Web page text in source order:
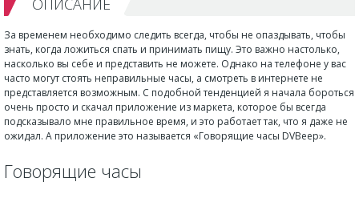
ОПИСАНИЕ
За временем необходимо следить всегда, чтобы не опаздывать, чтобы
знать, когда ложиться спать и принимать пищу. Это важно настолько,
насколько вы себе и представить не можете. Однако на телефоне у вас
часто могут стоять неправильные часы, а смотреть в интернете не
представляется возможным. С подобной тенденцией я начала бороться
очень просто и скачал приложение из маркета, которое бы всегда
подсказывало мне правильное время, и это работает так, что я даже не
ожидал. А приложение это называется «Говорящие часы DVBeep».
Говорящие часы